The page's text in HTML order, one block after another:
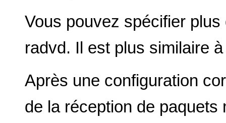
Vous pouvez spécifier
radvd. Il est plus similaire
Après une configuration
de la réception de